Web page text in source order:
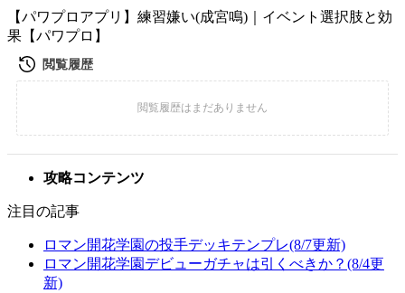
【パワプロアプリ】練習嫌い(成宮鳴)｜イベント選択肢と効
果【パワプロ】
攻略コンテンツ
注目の記事
ロマン開花学園の投手デッキテンプレ(8/7更新)
ロマン開花学園デビューガチャは引くべきか？(8/4更
新)